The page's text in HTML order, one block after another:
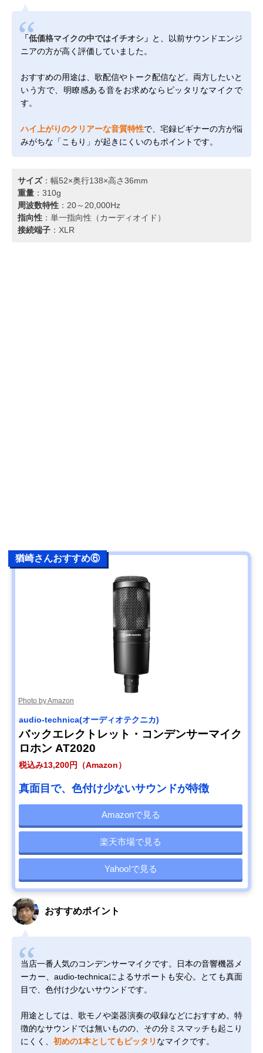
「低価格マイクの中ではイチオシ」 と、以前サウンドエンジ
ニアの方が高く評価していました。
おすすめの用途は、歌配信やトーク配信など。両方したいと
いう方で、明瞭感ある音をお求めならピッタリなマイクで
す。
ハイ上がりのクリアーな音質特性で、宅録ビギナーの方が悩
みがちな「こもり」が起きにくいのもポイントです。
サイズ：幅52×奥行138×高さ36mm
重量 ：310g
周波数特性 ：20～20,000Hz
指向性 ：単一指向性（カーディオイド）
接続端子 ：XLR
猶崎さんおすすめ⑥
Photo by Amazon
audio-technica(オーディオテクニカ)
バックエレクトレット・コンデンサーマイク
ロホン AT2020
税込み13,200円（Amazon）
真面目で、色付け少ないサウンドが特徴
Amazonで見る
楽天市場で見る
Yahoo!で見る
おすすめポイント
当店一番人気のコンデンサーマイクです。日本の音響機器メ
ーカー、audio-technicaによるサポートも安心。とても真面
目で、色付け少ないサウンドです。
用途としては、歌モノや楽器演奏の収録などにおすすめ。特
徴的なサウンドでは無いものの、その分ミスマッチも起こり
にくく、 初めの1本としてもピッタリ なマイクです。